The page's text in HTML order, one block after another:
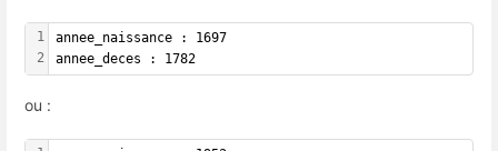
1
2
annee_naissance : 1697
annee_deces : 1782
ou :